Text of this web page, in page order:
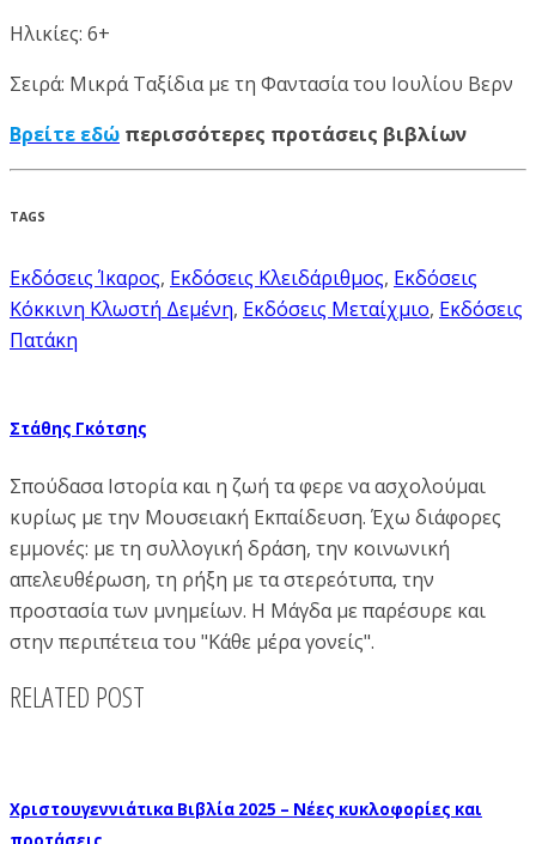
Ηλικίες: 6+
Σειρά: Μικρά Ταξίδια με τη Φαντασία του Ιουλίου Βερν
Βρείτε εδώ περισσότερες προτάσεις βιβλίων
TAGS
Εκδόσεις Ίκαρος, Εκδόσεις Κλειδάριθμος, Εκδόσεις
Κόκκινη Κλωστή Δεμένη, Εκδόσεις Μεταίχμιο, Εκδόσεις
Πατάκη
Στάθης Γκότσης
Σπούδασα Ιστορία και η ζωή τα φερε να ασχολούμαι
κυρίως με την Μουσειακή Εκπαίδευση. Έχω διάφορες
εμμονές: με τη συλλογική δράση, την κοινωνική
απελευθέρωση, τη ρήξη με τα στερεότυπα, την
προστασία των μνημείων. Η Μάγδα με παρέσυρε και
στην περιπέτεια του "Κάθε μέρα γονείς".
RELATED POST
Χριστουγεννιάτικα Βιβλία 2025 – Νέες κυκλοφορίες και